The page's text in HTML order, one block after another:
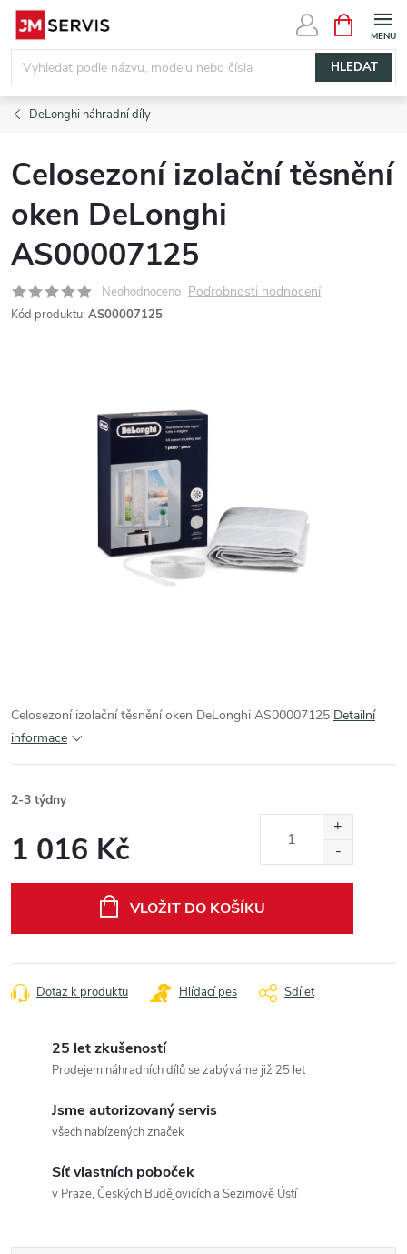
Přejít
obsah
HLEDAT
NÁKUPNÍ
KOŠÍK
DeLonghi náhradní díly
Celosezoní izolační těsnění
oken DeLonghi
AS00007125
Neohodnoceno Podrobnosti hodnocení
Kód produktu: AS00007125
Celosezoní izolační těsnění oken DeLonghi AS00007125 Detailní
informace
2-3 týdny
1 016 Kč
VLOŽIT DO KOŠÍKU
Dotaz k produktu Hlídací pes Sdílet
25 let zkušeností
Prodejem náhradních dílů se zabýváme již 25 let
Jsme autorizovaný servis
všech nabízených značek
Síť vlastních poboček
v Praze, Českých Budějovicích a Sezimově Ústí